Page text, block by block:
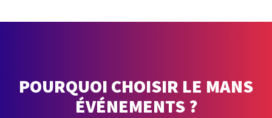
POURQUOI CHOISIR LE MANS
ÉVÉNEMENTS ?